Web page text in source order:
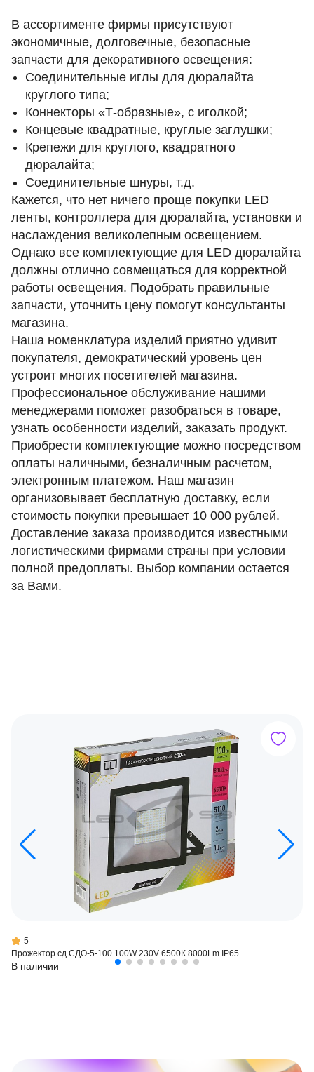
В ассортименте фирмы присутствуют
экономичные, долговечные, безопасные
запчасти для декоративного освещения:
Соединительные иглы для дюралайта
круглого типа;
Коннекторы «Т-образные», с иголкой;
Концевые квадратные, круглые заглушки;
Крепежи для круглого, квадратного
дюралайта;
Соединительные шнуры, т.д.
Кажется, что нет ничего проще покупки LED
ленты, контроллера для дюралайта, установки и
наслаждения великолепным освещением.
Однако все комплектующие для LED дюралайта
должны отлично совмещаться для корректной
работы освещения. Подобрать правильные
запчасти, уточнить цену помогут консультанты
магазина.
Наша номенклатура изделий приятно удивит
покупателя, демократический уровень цен
устроит многих посетителей магазина.
Профессиональное обслуживание нашими
менеджерами поможет разобраться в товаре,
узнать особенности изделий, заказать продукт.
Приобрести комплектующие можно посредством
оплаты наличными, безналичным расчетом,
электронным платежом. Наш магазин
организовывает бесплатную доставку, если
стоимость покупки превышает 10 000 рублей.
Доставление заказа производится известными
логистическими фирмами страны при условии
полной предоплаты. Выбор компании остается
за Вами.
5
Прожектор сд СДО-5-100 100W 230V 6500К 8000Lm IP65
В наличии